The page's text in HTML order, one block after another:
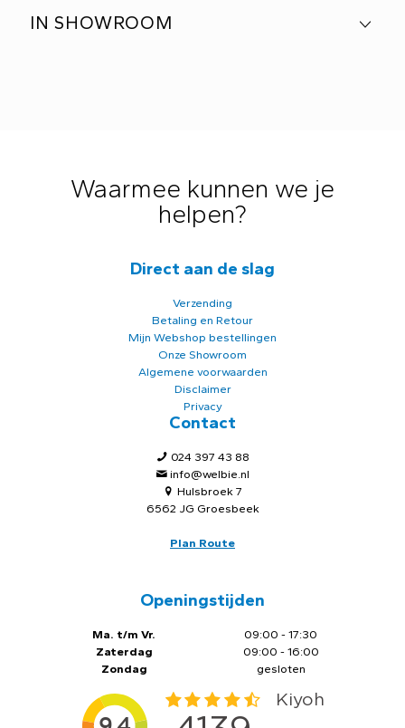
IN SHOWROOM
Waarmee kunnen we je
helpen?
Direct aan de slag
Verzending
Betaling en Retour
Mijn Webshop bestellingen
Onze Showroom
Algemene voorwaarden
Disclaimer
Privacy
Contact
024 397 43 88
info@welbie.nl
Hulsbroek 7
6562 JG Groesbeek
Plan Route
Openingstijden
Ma. t/m Vr.
Zaterdag
Zondag
09:00 - 17:30
09:00 - 16:00
gesloten